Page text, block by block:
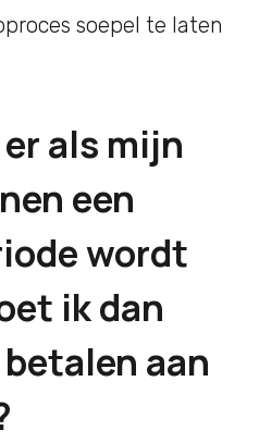
soepel te laten
als mijn
een
wordt
ik dan
aan